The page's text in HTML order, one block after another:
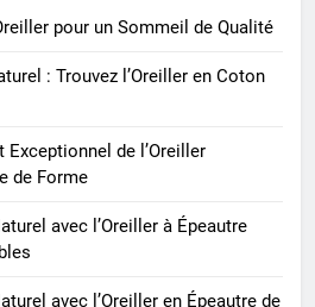
pour un Sommeil de Qualité
: Trouvez l’Oreiller en Coton
de l’Oreiller
de Forme
avec l’Oreiller à Épeautre
avec l’Oreiller en Épeautre de